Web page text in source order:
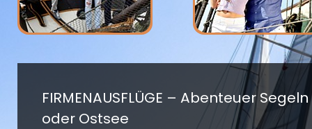
FIRMENAUSFLÜGE – Abenteuer
oder Ostsee